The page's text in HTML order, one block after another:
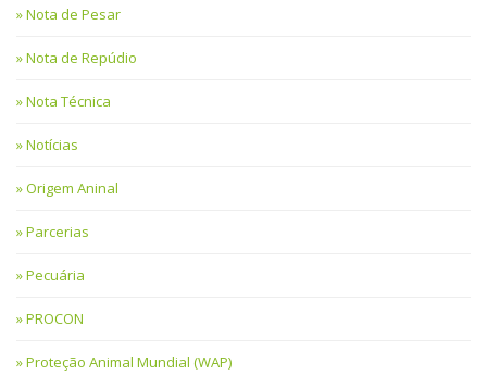
Nota de Pesar
Nota de Repúdio
Nota Técnica
Notícias
Origem Aninal
Parcerias
Pecuária
PROCON
Proteção Animal Mundial (WAP)